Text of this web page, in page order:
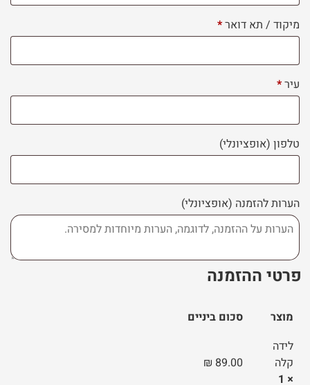
סוויטה,
יחידה
מיקוד / תא דואר*
עיר*
טלפון (אופציונלי)
הערות להזמנה (אופציונלי)
פרטי ההזמנה
מוצר
סכום ביניים
לידה
קלה
× 1
₪ 89.00